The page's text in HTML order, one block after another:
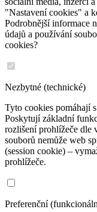
"Nastavení cookies" a
Podrobnější informace
údajů a používání
cookies?
Nezbytné (technické)
Tyto cookies pomáhají
Poskytují základní
rozlišení prohlížeče dle
souborů nemůže web
(session cookie) –
prohlížeče.
Preferenční